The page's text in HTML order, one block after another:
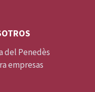
del Penedès
empresas